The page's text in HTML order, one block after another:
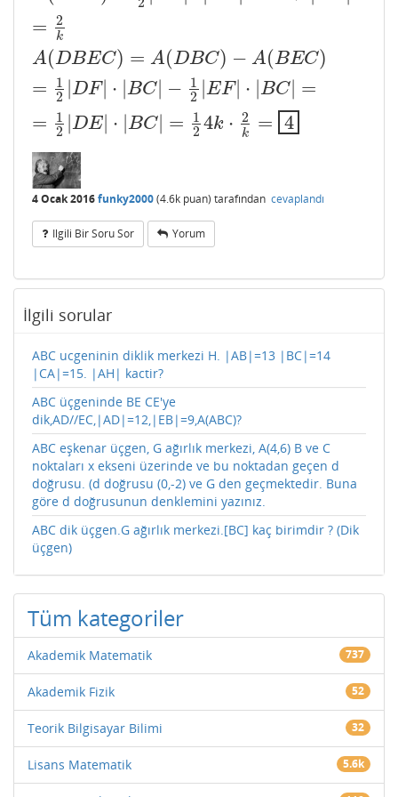
=
2
k
A(DBEC) = A(DBC) − A(BEC)
=
1
2
|DF| ⋅ |BC −
1
2
|EF| ⋅ |BC
=
=
1
2
|DE| ⋅ BC| =
1
2 4k ⋅ 2
k = 4
4 Ocak 2016funky2000(4.6k puan) tarafından cevaplandı
Ilgili Bir Soru Sor Yorum
İlgili sorular
ABC ucgeninin diklik merkezi H. |AB|=13 |BC|=14
|CA|=15. |AH| kactir?
ABC üçgeninde BE CE'ye
dik,AD//EC,|AD|=12,|EB|=9,A(ABC)?
ABC eşkenar üçgen, G ağırlık merkezi, A(4,6) B ve C
noktaları x ekseni üzerinde ve bu noktadan geçen d
doğrusu. (d doğrusu (0,-2) ve G den geçmektedir. Buna
göre d doğrusunun denklemini yazınız.
ABC dik üçgen.G ağırlık merkezi.[BC] kaç birimdir ? (Dik
üçgen)
Tüm kategoriler
Akademik Matematik 737
Akademik Fizik 52
Teorik Bilgisayar Bilimi 32
Lisans Matematik 5.6k